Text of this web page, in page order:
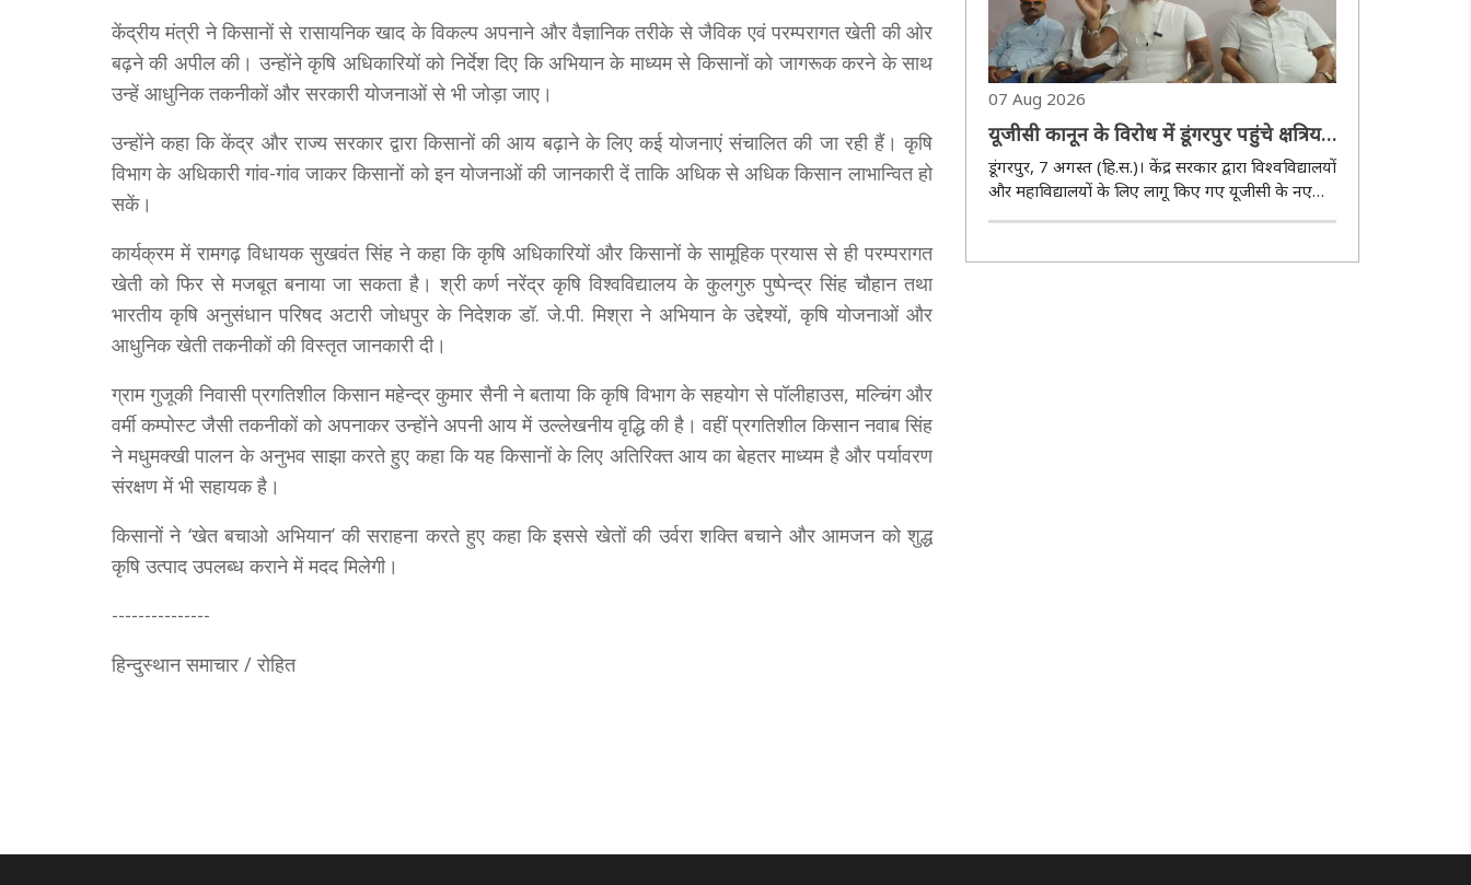
केंद्रीय मंत्री ने किसानों से रासायनिक खाद के विकल्प अपनाने और वैज्ञानिक तरीके से जैविक एवं परम्परागत खेती की ओर
बढ़ने की अपील की। उन्होंने कृषि अधिकारियों को निर्देश दिए कि अभियान के माध्यम से किसानों को जागरूक करने के साथ
उन्हें आधुनिक तकनीकों और सरकारी योजनाओं से भी जोड़ा जाए।
उन्होंने कहा कि केंद्र और राज्य सरकार द्वारा किसानों की आय बढ़ाने के लिए कई योजनाएं संचालित की जा रही हैं। कृषि
विभाग के अधिकारी गांव-गांव जाकर किसानों को इन योजनाओं की जानकारी दें ताकि अधिक से अधिक किसान लाभान्वित हो
सकें।
कार्यक्रम में रामगढ़ विधायक सुखवंत सिंह ने कहा कि कृषि अधिकारियों और किसानों के सामूहिक प्रयास से ही परम्परागत
खेती को फिर से मजबूत बनाया जा सकता है। श्री कर्ण नरेंद्र कृषि विश्वविद्यालय के कुलगुरु पुष्पेन्द्र सिंह चौहान तथा
भारतीय कृषि अनुसंधान परिषद अटारी जोधपुर के निदेशक डॉ. जे.पी. मिश्रा ने अभियान के उद्देश्यों, कृषि योजनाओं और
आधुनिक खेती तकनीकों की विस्तृत जानकारी दी।
ग्राम गुजूकी निवासी प्रगतिशील किसान महेन्द्र कुमार सैनी ने बताया कि कृषि विभाग के सहयोग से पॉलीहाउस, मल्चिंग और
वर्मी कम्पोस्ट जैसी तकनीकों को अपनाकर उन्होंने अपनी आय में उल्लेखनीय वृद्धि की है। वहीं प्रगतिशील किसान नवाब सिंह
ने मधुमक्खी पालन के अनुभव साझा करते हुए कहा कि यह किसानों के लिए अतिरिक्त आय का बेहतर माध्यम है और पर्यावरण
संरक्षण में भी सहायक है।
किसानों ने ‘खेत बचाओ अभियान’ की सराहना करते हुए कहा कि इससे खेतों की उर्वरा शक्ति बचाने और आमजन को शुद्ध
कृषि उत्पाद उपलब्ध कराने में मदद मिलेगी।
---------------
हिन्दुस्थान समाचार / रोहित
07 Aug 2026
यूजीसी कानून के विरोध में डूंगरपुर पहुंचे क्षत्रिय
करणी सेना के राष्ट्रीय अध्यक्ष
डूंगरपुर, 7 अगस्त (हि.स.)। केंद्र सरकार द्वारा विश्वविद्यालयों
और महाविद्यालयों के लिए लागू किए गए यूजीसी के नए
नियमों के विरोध में 23 अगस्त को दिल्ली के जंतर-मंतर पर
जानकारी क्षत्रिय करणी सेना और अख..